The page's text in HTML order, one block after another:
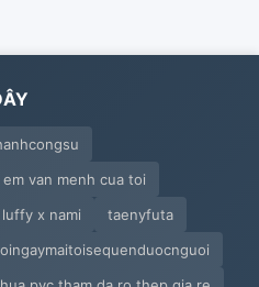
van menh cua toi
x nami
taenyfuta